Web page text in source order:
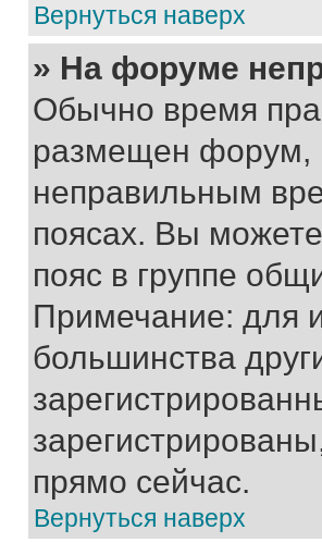
Вернуться наверх
» На форуме
Обычно время
размещен форум,
неправильным
поясах. Вы
пояс в группе
Примечание: для
большинства
прямо сейчас.
Вернуться наверх